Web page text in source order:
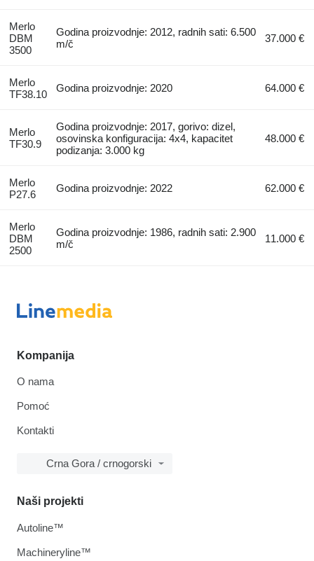
Merlo
DBM
3500
Godina proizvodnje: 2012, radnih sati: 6.500
m/č
37.000 €
Merlo
TF38.10
Godina proizvodnje: 2020 64.000 €
Merlo
TF30.9
Godina proizvodnje: 2017, gorivo: dizel,
osovinska konfiguracija: 4x4, kapacitet
podizanja: 3.000 kg
48.000 €
Merlo
P27.6
Godina proizvodnje: 2022 62.000 €
Merlo
DBM
2500
Godina proizvodnje: 1986, radnih sati: 2.900
m/č
11.000 €
Kompanija
O nama
Pomoć
Kontakti
Crna Gora / crnogorski
Naši projekti
Autoline™
Machineryline™